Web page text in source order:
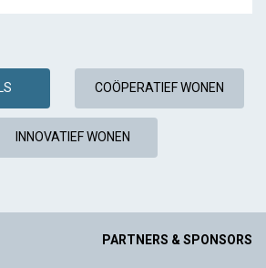
COÖPERATIEF WONEN
INNOVATIEF WONEN
PARTNERS & SPONSORS